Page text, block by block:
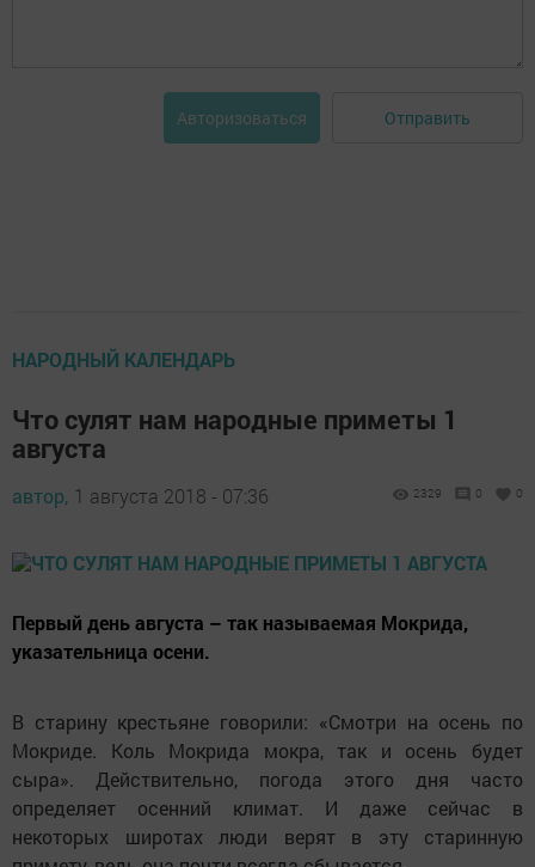
Авторизоваться Отправить
НАРОДНЫЙ КАЛЕНДАРЬ
Что сулят нам народные приметы 1
августа
автор, 1 августа 2018 - 07:36 2329 0 0
Первый день августа – так называемая Мокрида,
указательница осени.
В старину крестьяне говорили: «Смотри на осень по
Мокриде. Коль Мокрида мокра, так и осень будет
сыра». Действительно, погода этого дня часто
определяет осенний климат. И даже сейчас в
некоторых широтах люди верят в эту старинную